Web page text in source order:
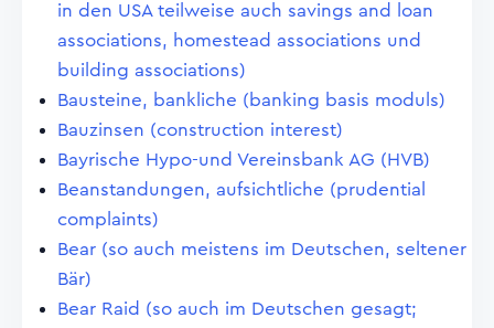
in den USA teilweise auch savings and loan
associations, homestead associations und
building associations)
Bausteine, bankliche (banking basis moduls)
Bauzinsen (construction interest)
Bayrische Hypo-und Vereinsbank AG (HVB)
Beanstandungen, aufsichtliche (prudential
complaints)
Bear (so auch meistens im Deutschen, seltener
Bär)
Bear Raid (so auch im Deutschen gesagt;